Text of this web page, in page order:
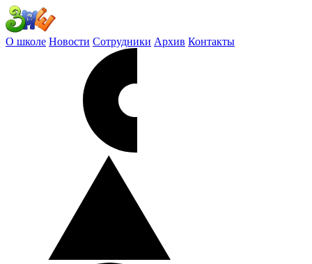
О школе Новости Сотрудники Архив Контакты